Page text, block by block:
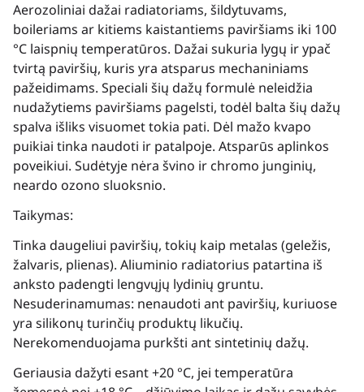
Aerozoliniai dažai radiatoriams, šildytuvams,
boileriams ar kitiems kaistantiems paviršiams iki 100
°C laispnių temperatūros. Dažai sukuria lygų ir ypač
tvirtą paviršių, kuris yra atsparus mechaniniams
pažeidimams. Speciali šių dažų formulė neleidžia
nudažytiems paviršiams pagelsti, todėl balta šių dažų
spalva išliks visuomet tokia pati. Dėl mažo kvapo
puikiai tinka naudoti ir patalpoje. Atsparūs aplinkos
poveikiui. Sudėtyje nėra švino ir chromo junginių,
neardo ozono sluoksnio.
Taikymas:
Tinka daugeliui paviršių, tokių kaip metalas (geležis,
žalvaris, plienas). Aliuminio radiatorius patartina iš
anksto padengti lengvųjų lydinių gruntu.
Nesuderinamumas: nenaudoti ant paviršių, kuriuose
yra silikonų turinčių produktų likučių.
Nerekomenduojama purkšti ant sintetinių dažų.
Geriausia dažyti esant +20 °C, jei temperatūra